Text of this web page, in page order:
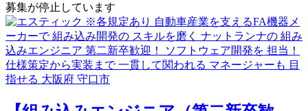
募集が停止しています